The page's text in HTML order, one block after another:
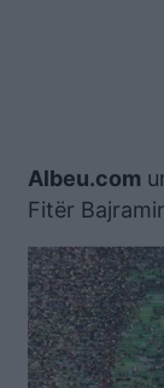
Albeu.com
Fitër